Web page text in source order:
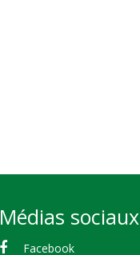
Médias sociaux
Facebook